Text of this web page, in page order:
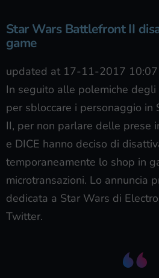
Star Wars Battlefront II
game
updated at 17-11-2017 10:07
In seguito alle polemiche degli
per sbloccare i personaggio
II, per non parlare delle prese
e DICE hanno deciso di
temporaneamente lo shop in
microtransazioni. Lo annuncia
dedicata a Star Wars di
Twitter.